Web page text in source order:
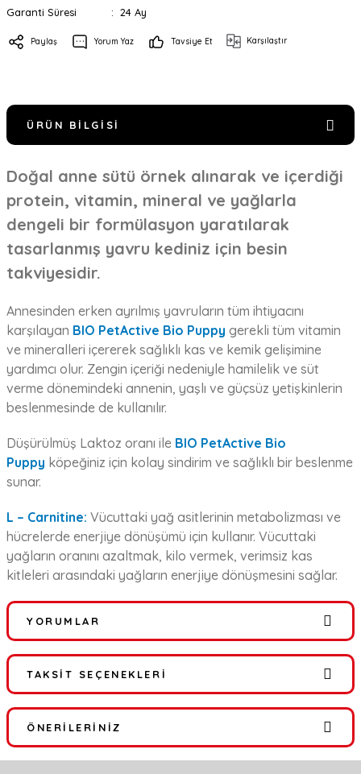
Garanti Süresi
24 Ay
Paylaş Yorum Yaz Tavsiye Et Karşılaştır
ÜRÜN BILGISI
Doğal anne sütü örnek alınarak ve içerdiği
protein, vitamin, mineral ve yağlarla
dengeli bir formülasyon yaratılarak
tasarlanmış yavru kediniz için besin
takviyesidir.
Annesinden erken ayrılmış yavruların tüm ihtiyacını
karşılayan BIO PetActive Bio Puppy gerekli tüm vitamin
ve mineralleri içererek sağlıklı kas ve kemik gelişimine
yardımcı olur. Zengin içeriği nedeniyle hamilelik ve süt
verme dönemindeki annenin, yaşlı ve güçsüz yetişkinlerin
beslenmesinde de kullanılır.
Düşürülmüş Laktoz oranı ile BIO PetActive Bio
Puppy köpeğiniz için kolay sindirim ve sağlıklı bir beslenme
sunar.
L – Carnitine: Vücuttaki yağ asitlerinin metabolizması ve
hücrelerde enerjiye dönüşümü için kullanır. Vücuttaki
yağların oranını azaltmak, kilo vermek, verimsiz kas
kitleleri arasındaki yağların enerjiye dönüşmesini sağlar.
YORUMLAR
Bu ürüne ilk yorumu siz yapın!
TAKSIT SEÇENEKLERI
ÖNERILERINIZ